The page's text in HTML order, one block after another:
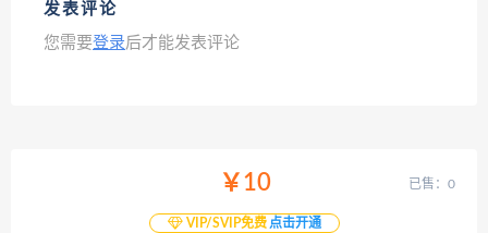
发表评论
您需要登录后才能发表评论
￥10
VIP/SVIP免费 点击开通
已售：0